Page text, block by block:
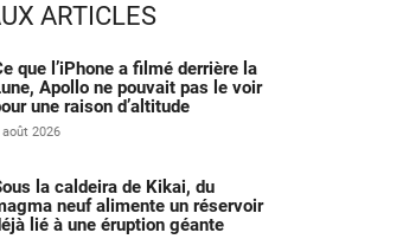
ARTICLES
que l’iPhone a filmé derrière la
Apollo ne pouvait pas le voir
une raison d’altitude
août 2026
la caldeira de Kikai, du
neuf alimente un réservoir
lié à une éruption géante